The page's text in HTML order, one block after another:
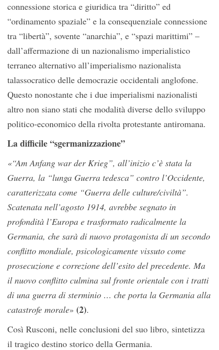
connessione storica e giuridica tra “diritto” ed
“ordinamento spaziale” e la consequenziale connessione
tra “libertà”, sovente “anarchia”, e “spazi marittimi” –
dall’affermazione di un nazionalismo imperialistico
terraneo alternativo all’imperialismo nazionalista
talassocratico delle democrazie occidentali anglofone.
Questo nonostante che i due imperialismi nazionalisti
altro non siano stati che modalità diverse dello sviluppo
politico-economico della rivolta protestante antiromana.
La difficile “sgermanizzazione”
«“Am Anfang war der Krieg”, all’inizio c’è stata la
Guerra, la “lunga Guerra tedesca” contro l’Occidente,
caratterizzata come “Guerra delle culture/civiltà”.
Scatenata nell’agosto 1914, avrebbe segnato in
profondità l’Europa e trasformato radicalmente la
Germania, che sarà di nuovo protagonista di un secondo
conflitto mondiale, psicologicamente vissuto come
prosecuzione e correzione dell’esito del precedente. Ma
il nuovo conflitto culmina sul fronte orientale con i tratti
di una guerra di sterminio … che porta la Germania alla
catastrofe morale» (2).
Così Rusconi, nelle conclusioni del suo libro, sintetizza
il tragico destino storico della Germania.